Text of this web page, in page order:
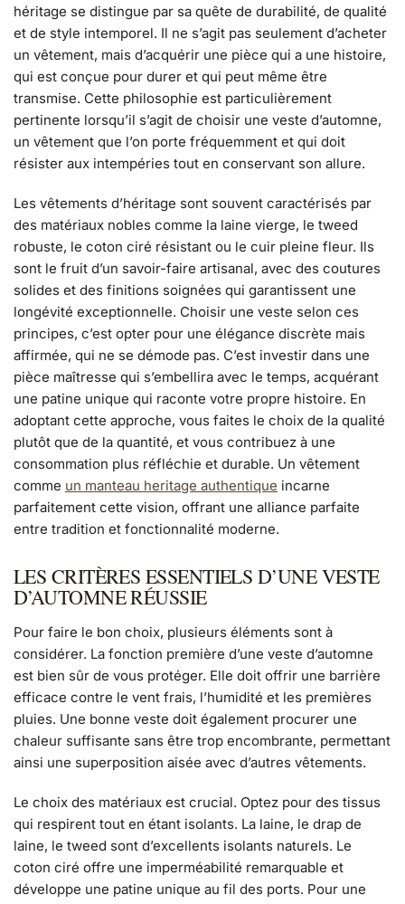
héritage se distingue par sa quête de durabilité, de qualité
et de style intemporel. Il ne s’agit pas seulement d’acheter
un vêtement, mais d’acquérir une pièce qui a une histoire,
qui est conçue pour durer et qui peut même être
transmise. Cette philosophie est particulièrement
pertinente lorsqu’il s’agit de choisir une veste d’automne,
un vêtement que l’on porte fréquemment et qui doit
résister aux intempéries tout en conservant son allure.
Les vêtements d’héritage sont souvent caractérisés par
des matériaux nobles comme la laine vierge, le tweed
robuste, le coton ciré résistant ou le cuir pleine fleur. Ils
sont le fruit d’un savoir-faire artisanal, avec des coutures
solides et des finitions soignées qui garantissent une
longévité exceptionnelle. Choisir une veste selon ces
principes, c’est opter pour une élégance discrète mais
affirmée, qui ne se démode pas. C’est investir dans une
pièce maîtresse qui s’embellira avec le temps, acquérant
une patine unique qui raconte votre propre histoire. En
adoptant cette approche, vous faites le choix de la qualité
plutôt que de la quantité, et vous contribuez à une
consommation plus réfléchie et durable. Un vêtement
comme un manteau heritage authentique incarne
parfaitement cette vision, offrant une alliance parfaite
entre tradition et fonctionnalité moderne.
LES CRITÈRES ESSENTIELS D’UNE VESTE
D’AUTOMNE RÉUSSIE
Pour faire le bon choix, plusieurs éléments sont à
considérer. La fonction première d’une veste d’automne
est bien sûr de vous protéger. Elle doit offrir une barrière
efficace contre le vent frais, l’humidité et les premières
pluies. Une bonne veste doit également procurer une
chaleur suffisante sans être trop encombrante, permettant
ainsi une superposition aisée avec d’autres vêtements.
Le choix des matériaux est crucial. Optez pour des tissus
qui respirent tout en étant isolants. La laine, le drap de
laine, le tweed sont d’excellents isolants naturels. Le
coton ciré offre une imperméabilité remarquable et
développe une patine unique au fil des ports. Pour une